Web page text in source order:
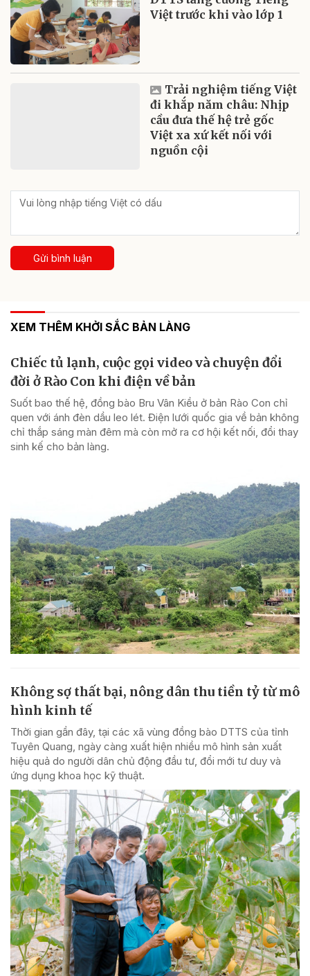
Việt trước khi vào lớp 1
Trải nghiệm tiếng Việt
đi khắp năm châu: Nhịp
cầu đưa thế hệ trẻ gốc
Việt xa xứ kết nối với
nguồn cội
Gửi bình luận
XEM THÊM KHỞI SẮC BẢN LÀNG
Chiếc tủ lạnh, cuộc gọi video và chuyện đổi
đời ở Rào Con khi điện về bản
Suốt bao thế hệ, đồng bào Bru Vân Kiều ở bản Rào Con chỉ
quen với ánh đèn dầu leo lét. Điện lưới quốc gia về bản không
chỉ thắp sáng màn đêm mà còn mở ra cơ hội kết nối, đổi thay
sinh kế cho bản làng.
Không sợ thất bại, nông dân thu tiền tỷ từ mô
hình kinh tế
Thời gian gần đây, tại các xã vùng đồng bào DTTS của tỉnh
Tuyên Quang, ngày càng xuất hiện nhiều mô hình sản xuất
hiệu quả do người dân chủ động đầu tư, đổi mới tư duy và
ứng dụng khoa học kỹ thuật.